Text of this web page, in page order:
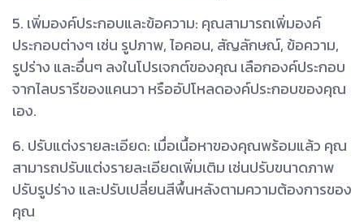
5. เพิ่มองค์ประกอบและข้อความ: คุณสามารถเพิ่มองค์
ประกอบต่างๆ เช่น รูปภาพ, ไอคอน, สัญลักษณ์, ข้อความ,
รูปร่าง และอื่นๆ ลงในโปรเจกต์ของคุณ เลือกองค์ประกอบ
จากไลบรารีของแคนวา หรืออัปโหลดองค์ประกอบของคุณ
เอง.
6. ปรับแต่งรายละเอียด: เมื่อเนื้อหาของคุณพร้อมแล้ว คุณ
สามารถปรับแต่งรายละเอียดเพิ่มเติม เช่นปรับขนาดภาพ
ปรับรูปร่าง และปรับเปลี่ยนสีพื้นหลังตามความต้องการของ
คุณ